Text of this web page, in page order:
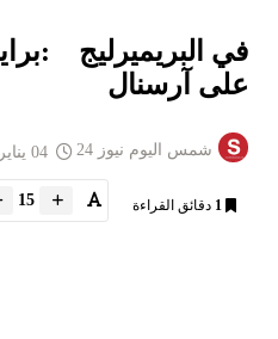
في البريميرليج
على آرسنال
شمس اليوم نيوز 24
1 دقائق القراءة 15